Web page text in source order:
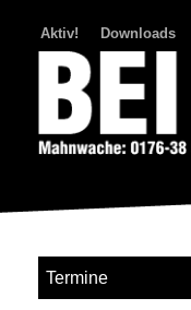
Aktiv! Downloads
Termine